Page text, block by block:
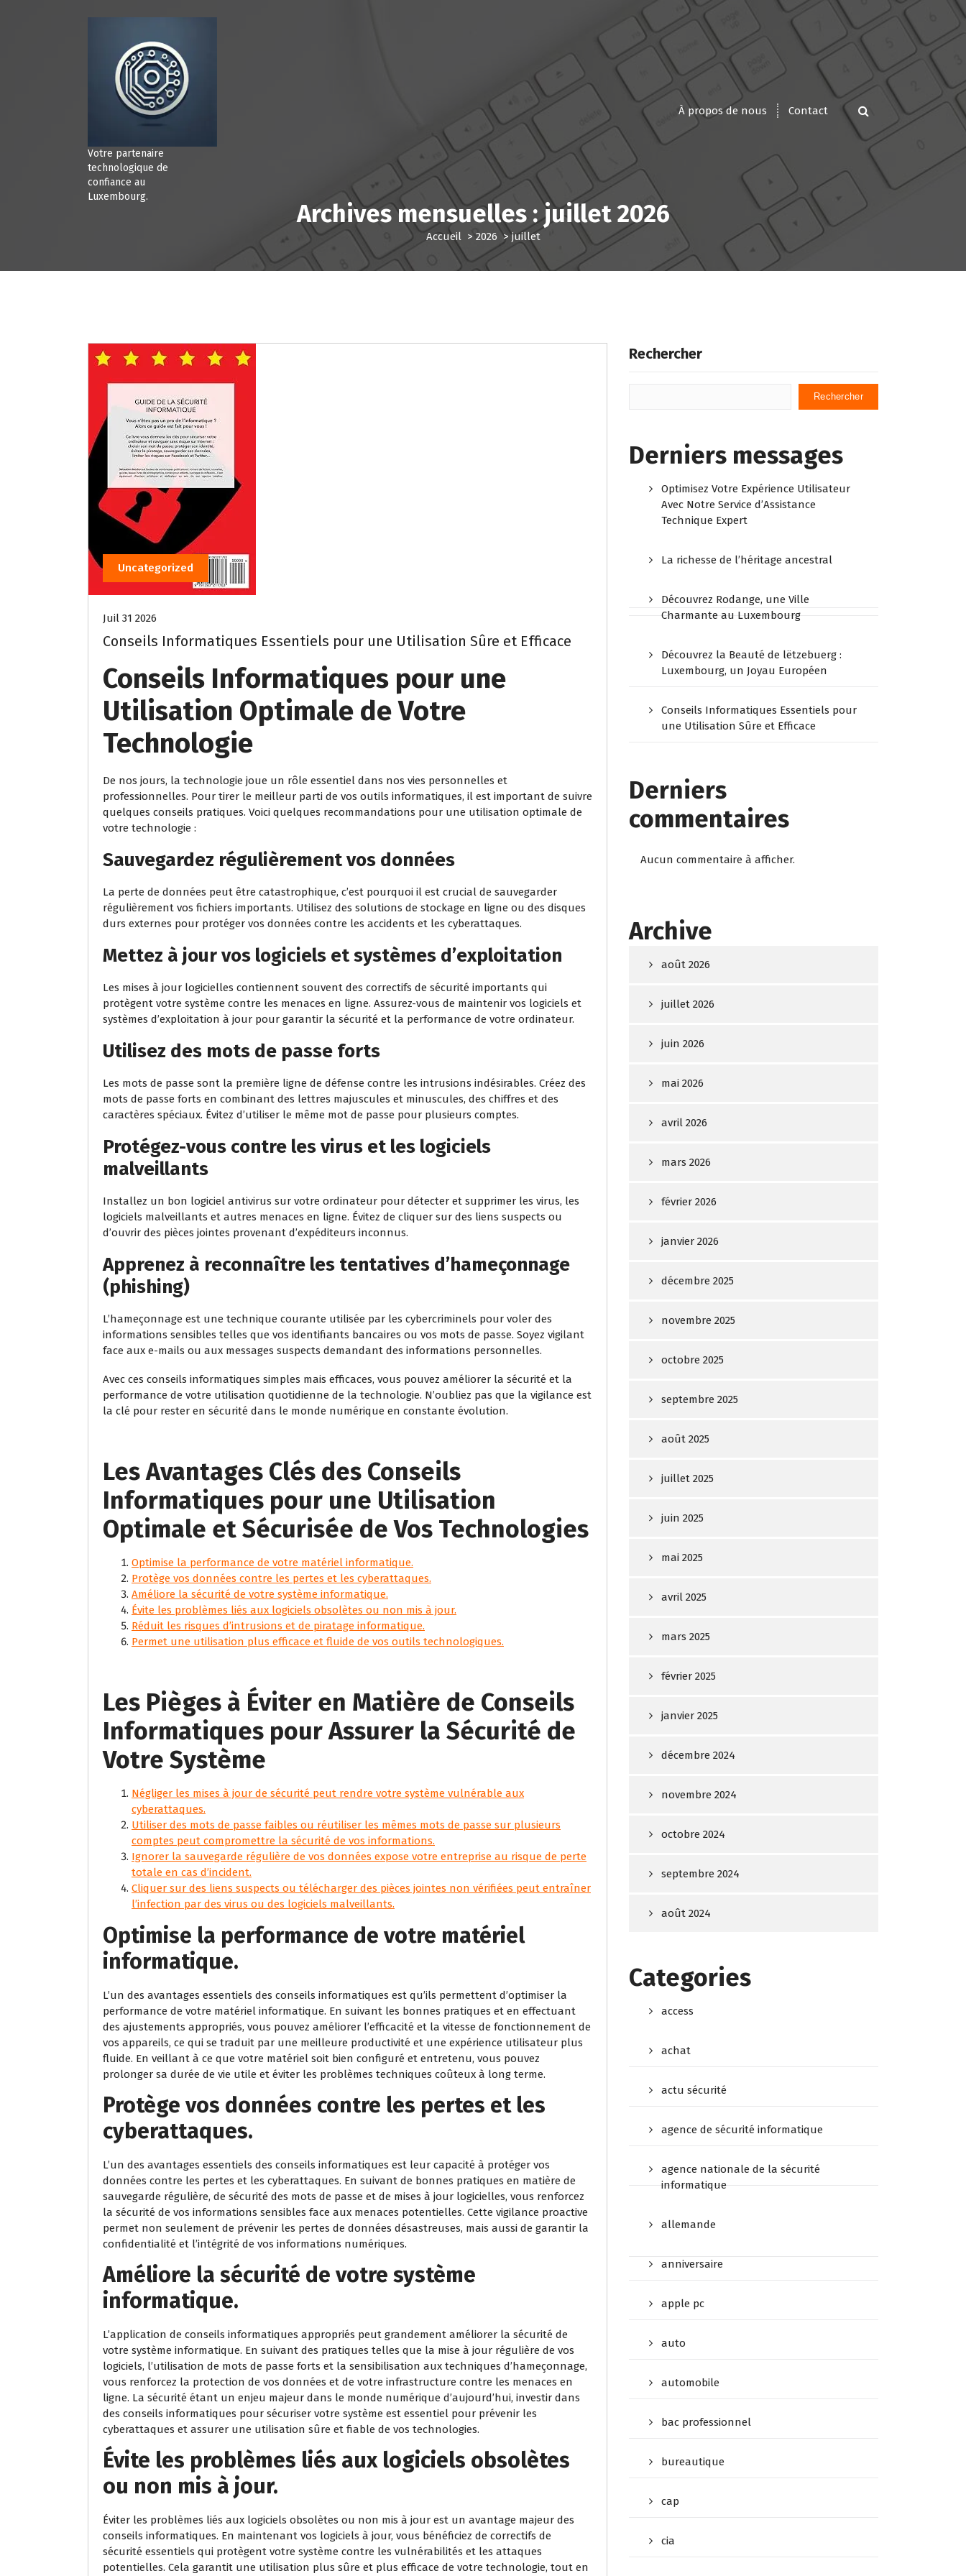
Votre partenaire
technologique de
confiance au
Luxembourg.
À propos de nous Contact
Archives mensuelles : juillet 2026
Accueil> 2026 >juillet
Uncategorized
Juil 31 2026
Conseils Informatiques Essentiels pour une Utilisation Sûre et Efficace
Conseils Informatiques pour une
Utilisation Optimale de Votre
Technologie
De nos jours, la technologie joue un rôle essentiel dans nos vies personnelles et
professionnelles. Pour tirer le meilleur parti de vos outils informatiques, il est important de suivre
quelques conseils pratiques. Voici quelques recommandations pour une utilisation optimale de
votre technologie :
Sauvegardez régulièrement vos données
La perte de données peut être catastrophique, c’est pourquoi il est crucial de sauvegarder
régulièrement vos fichiers importants. Utilisez des solutions de stockage en ligne ou des disques
durs externes pour protéger vos données contre les accidents et les cyberattaques.
Mettez à jour vos logiciels et systèmes d’exploitation
Les mises à jour logicielles contiennent souvent des correctifs de sécurité importants qui
protègent votre système contre les menaces en ligne. Assurez-vous de maintenir vos logiciels et
systèmes d’exploitation à jour pour garantir la sécurité et la performance de votre ordinateur.
Utilisez des mots de passe forts
Les mots de passe sont la première ligne de défense contre les intrusions indésirables. Créez des
mots de passe forts en combinant des lettres majuscules et minuscules, des chiffres et des
caractères spéciaux. Évitez d’utiliser le même mot de passe pour plusieurs comptes.
Protégez-vous contre les virus et les logiciels
malveillants
Installez un bon logiciel antivirus sur votre ordinateur pour détecter et supprimer les virus, les
logiciels malveillants et autres menaces en ligne. Évitez de cliquer sur des liens suspects ou
d’ouvrir des pièces jointes provenant d’expéditeurs inconnus.
Apprenez à reconnaître les tentatives d’hameçonnage
(phishing)
L’hameçonnage est une technique courante utilisée par les cybercriminels pour voler des
informations sensibles telles que vos identifiants bancaires ou vos mots de passe. Soyez vigilant
face aux e-mails ou aux messages suspects demandant des informations personnelles.
Avec ces conseils informatiques simples mais efficaces, vous pouvez améliorer la sécurité et la
performance de votre utilisation quotidienne de la technologie. N’oubliez pas que la vigilance est
la clé pour rester en sécurité dans le monde numérique en constante évolution.
Les Avantages Clés des Conseils
Informatiques pour une Utilisation
Optimale et Sécurisée de Vos Technologies
Optimise la performance de votre matériel informatique.
Protège vos données contre les pertes et les cyberattaques.
Améliore la sécurité de votre système informatique.
Évite les problèmes liés aux logiciels obsolètes ou non mis à jour.
Réduit les risques d’intrusions et de piratage informatique.
Permet une utilisation plus efficace et fluide de vos outils technologiques.
Les Pièges à Éviter en Matière de Conseils
Informatiques pour Assurer la Sécurité de
Votre Système
Négliger les mises à jour de sécurité peut rendre votre système vulnérable aux
cyberattaques.
Utiliser des mots de passe faibles ou réutiliser les mêmes mots de passe sur plusieurs
comptes peut compromettre la sécurité de vos informations.
Ignorer la sauvegarde régulière de vos données expose votre entreprise au risque de perte
totale en cas d’incident.
Cliquer sur des liens suspects ou télécharger des pièces jointes non vérifiées peut entraîner
l’infection par des virus ou des logiciels malveillants.
Optimise la performance de votre matériel
informatique.
L’un des avantages essentiels des conseils informatiques est qu’ils permettent d’optimiser la
performance de votre matériel informatique. En suivant les bonnes pratiques et en effectuant
des ajustements appropriés, vous pouvez améliorer l’efficacité et la vitesse de fonctionnement de
vos appareils, ce qui se traduit par une meilleure productivité et une expérience utilisateur plus
fluide. En veillant à ce que votre matériel soit bien configuré et entretenu, vous pouvez
prolonger sa durée de vie utile et éviter les problèmes techniques coûteux à long terme.
Protège vos données contre les pertes et les
cyberattaques.
L’un des avantages essentiels des conseils informatiques est leur capacité à protéger vos
données contre les pertes et les cyberattaques. En suivant de bonnes pratiques en matière de
sauvegarde régulière, de sécurité des mots de passe et de mises à jour logicielles, vous renforcez
la sécurité de vos informations sensibles face aux menaces potentielles. Cette vigilance proactive
permet non seulement de prévenir les pertes de données désastreuses, mais aussi de garantir la
confidentialité et l’intégrité de vos informations numériques.
Améliore la sécurité de votre système
informatique.
L’application de conseils informatiques appropriés peut grandement améliorer la sécurité de
votre système informatique. En suivant des pratiques telles que la mise à jour régulière de vos
logiciels, l’utilisation de mots de passe forts et la sensibilisation aux techniques d’hameçonnage,
vous renforcez la protection de vos données et de votre infrastructure contre les menaces en
ligne. La sécurité étant un enjeu majeur dans le monde numérique d’aujourd’hui, investir dans
des conseils informatiques pour sécuriser votre système est essentiel pour prévenir les
cyberattaques et assurer une utilisation sûre et fiable de vos technologies.
Évite les problèmes liés aux logiciels obsolètes
ou non mis à jour.
Éviter les problèmes liés aux logiciels obsolètes ou non mis à jour est un avantage majeur des
conseils informatiques. En maintenant vos logiciels à jour, vous bénéficiez de correctifs de
sécurité essentiels qui protègent votre système contre les vulnérabilités et les attaques
potentielles. Cela garantit une utilisation plus sûre et plus efficace de votre technologie, tout en
Rechercher
Rechercher
Derniers messages
Optimisez Votre Expérience Utilisateur
Avec Notre Service d’Assistance
Technique Expert
La richesse de l’héritage ancestral
Découvrez Rodange, une Ville
Charmante au Luxembourg
Découvrez la Beauté de lëtzebuerg :
Luxembourg, un Joyau Européen
Conseils Informatiques Essentiels pour
une Utilisation Sûre et Efficace
Derniers
commentaires
Aucun commentaire à afficher.
Archive
août 2026
juillet 2026
juin 2026
mai 2026
avril 2026
mars 2026
février 2026
janvier 2026
décembre 2025
novembre 2025
octobre 2025
septembre 2025
août 2025
juillet 2025
juin 2025
mai 2025
avril 2025
mars 2025
février 2025
janvier 2025
décembre 2024
novembre 2024
octobre 2024
septembre 2024
août 2024
Categories
access
achat
actu sécurité
agence de sécurité informatique
agence nationale de la sécurité
informatique
allemande
anniversaire
apple pc
auto
automobile
bac professionnel
bureautique
cap
cia